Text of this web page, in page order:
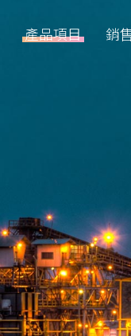
產品項目 銷